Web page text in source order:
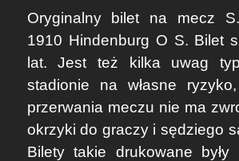
Oryginalny bilet na mecz
1910 Hindenburg O S. Bilet
lat. Jest też kilka uwag
stadionie na własne
przerwania meczu nie ma
okrzyki do graczy i sędziego
Bilety takie drukowane